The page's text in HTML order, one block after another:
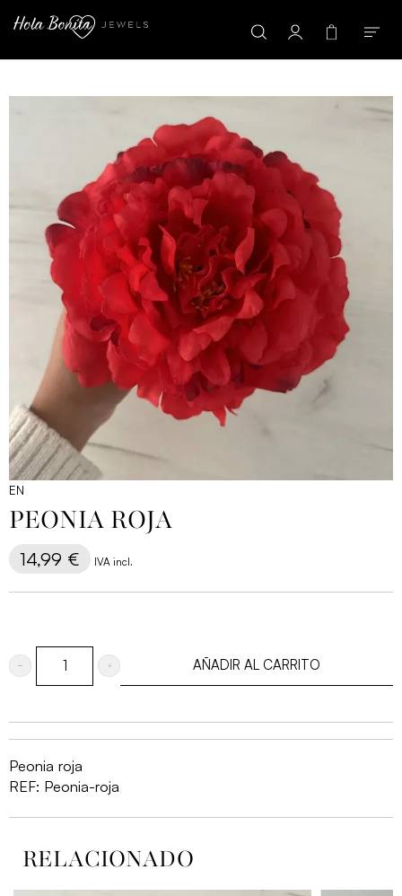
EN
PEONIA ROJA
14,99 € IVA incl.
Peonia
cantidad
AÑADIR AL CARRITO
Peonia roja
REF: Peonia-roja
RELACIONADO